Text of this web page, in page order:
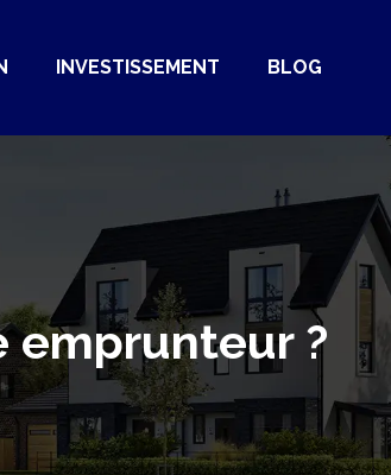
INVESTISSEMENT BLOG
emprunteur ?